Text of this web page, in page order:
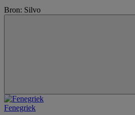
Bron: Silvo
Fenegriek